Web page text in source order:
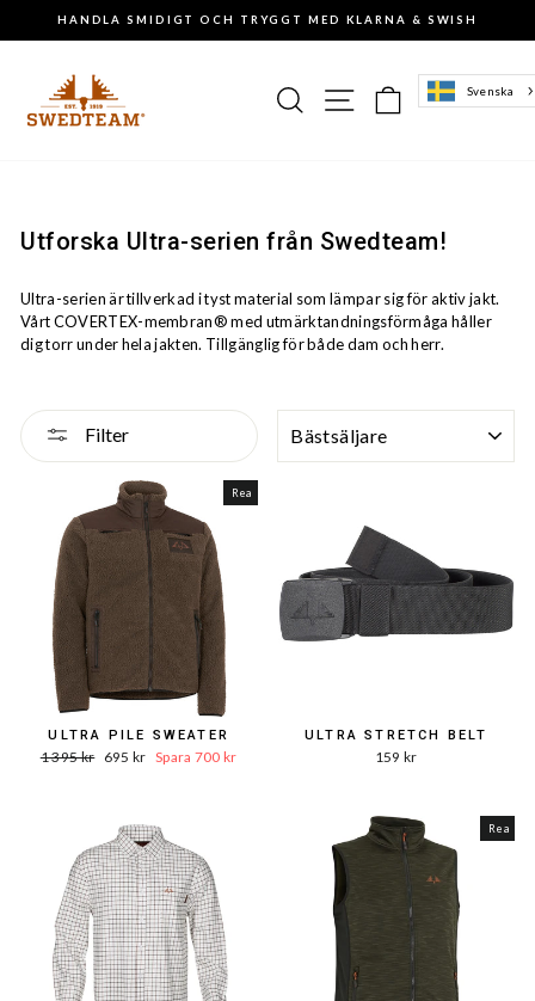
Pausa
HANDLA SMIDIGT OCH TRYGGT MED KLARNA & SWISH
Sök Sajtnavigering
Varukorg
Svenska
Utforska Ultra-serien från Swedteam!
Ultra-serien är tillverkad i tyst material som lämpar sig för aktiv jakt.
Vårt COVERTEX-membran® med utmärktandningsförmåga håller
dig torr under hela jakten. Tillgänglig för både dam och herr.
Filter
Rea
ULTRA PILE SWEATER
Ord.
1 395 kr Reapris
695 kr Spara 700 kr
ULTRA STRETCH BELT
159 kr
Rea